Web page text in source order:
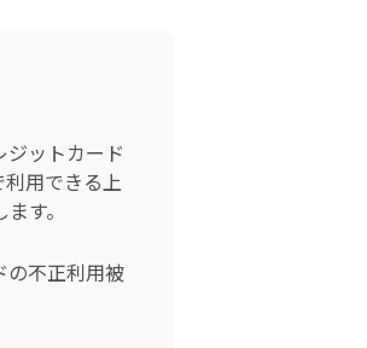
ットカード
用できる上
す。
の不正利用被